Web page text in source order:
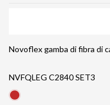
Novoflex gamba di fibra di
NVFQLEG C2840 SET3